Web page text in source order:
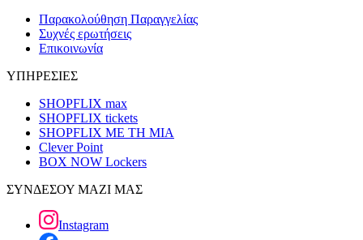
Παρακολούθηση Παραγγελίας
Συχνές ερωτήσεις
Επικοινωνία
ΥΠΗΡΕΣΙΕΣ
SHOPFLIX max
SHOPFLIX tickets
SHOPFLIX ΜΕ ΤΗ ΜΙΑ
Clever Point
BOX NOW Lockers
ΣΥΝΔΕΣΟΥ ΜΑΖΙ ΜΑΣ
Instagram